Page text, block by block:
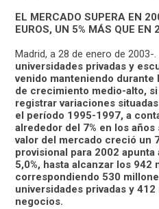
EL MERCADO SUPERA EN
EUROS, UN 5% MÁS QUE EN
Madrid, a 28 de enero de 2003-.
universidades privadas y
venido manteniendo
de crecimiento medio-alto,
registrar variaciones
el período 1995-1997, a
alrededor del 7% en los
valor del mercado creció un
provisional para 2002 apunta
5,0%, hasta alcanzar los 942
correspondiendo 530
universidades privadas y
negocios.